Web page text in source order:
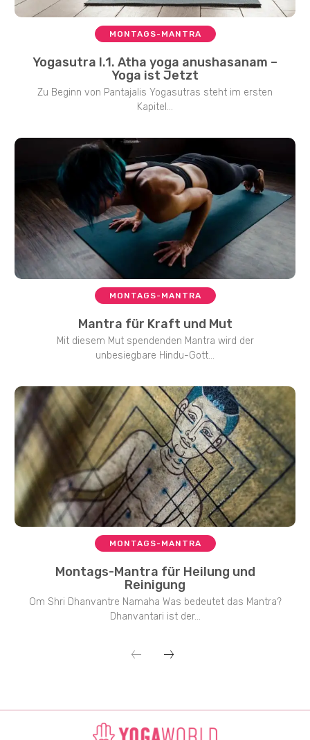
MONTAGS-MANTRA
Yogasutra I.1. Atha yoga anushasanam –
Yoga ist Jetzt
Zu Beginn von Pantajalis Yogasutras steht im ersten
Kapitel...
MONTAGS-MANTRA
Mantra für Kraft und Mut
Mit diesem Mut spendenden Mantra wird der
unbesiegbare Hindu-Gott...
MONTAGS-MANTRA
Montags-Mantra für Heilung und
Reinigung
Om Shri Dhanvantre Namaha Was bedeutet das Mantra?
Dhanvantari ist der...